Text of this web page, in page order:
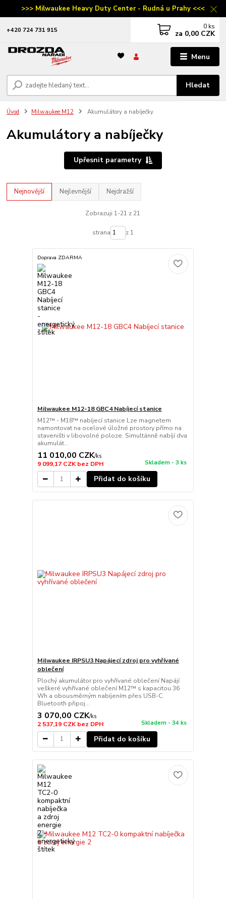
>>> Milwaukee Heavy Duty Center - Rudná u Prahy <<<
Menu
Hledat
‭+420 724 731 915 0 ks
za 0,00 CZK
Úvod Milwaukee M12 Akumulátory a nabíječky
Akumulátory a nabíječky
Upřesnit parametry
Nejnovější Nejlevnější Nejdražší
Zobrazuji 1-21 z 21
strana z 1
Doprava ZDARMA
Milwaukee M12-18 GBC4 Nabíjecí stanice
M12™ - M18™ nabíjecí stanice Lze magnetem
namontovat na ocelové úložné prostory přímo na
staveništi v libovolné poloze. Simultánně nabíjí dva
akumulát...
11 010,00 CZK/ks
9 099,17 CZKbez DPH Skladem - 3 ks
Přidat do košíku
Milwaukee IRPSU3 Napájecí zdroj pro vyhřívané
oblečení
Plochý akumulátor pro vyhřívané oblečení Napájí
veškeré vyhřívané oblečení M12™ s kapacitou 36
Wh a obousměrným nabíjením přes USB-C.
Bluetooth připoj...
3 070,00 CZK/ks
2 537,19 CZKbez DPH Skladem - 34 ks
Přidat do košíku